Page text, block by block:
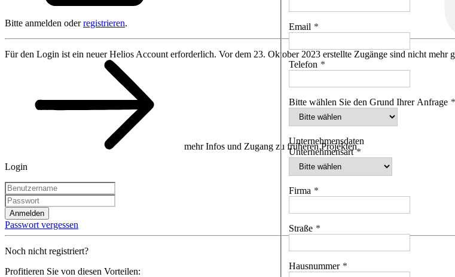
Bitte anmelden oderregistrieren.
Für den Login ist ein neuer Helios Account erforderlich. Vor dem 23. Oktober 2023 erstellte Zugänge sind nicht mehr
mehr Infos und Zugang zu früheren Projekten
Login
Anmelden
Passwort vergessen
Noch nicht registriert?
Profitieren Sie von diesen Vorteilen:
Email
Telefon
Bitte wählen Sie den Grund Ihrer Anfrage
Unternehmensdaten
Unternehmensart
Firma
Straße
Hausnummer